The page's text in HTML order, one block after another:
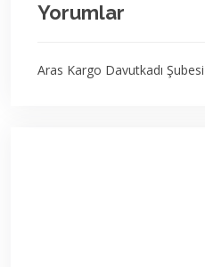
Yorumlar
Aras Kargo Davutkadı